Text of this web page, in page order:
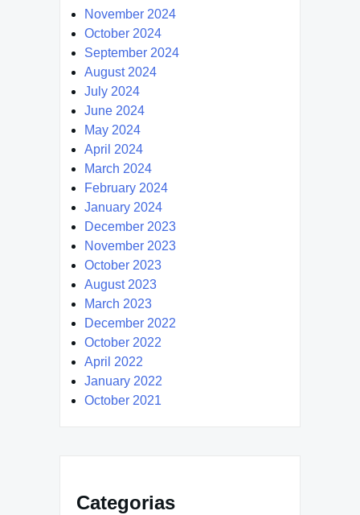
November 2024
October 2024
September 2024
August 2024
July 2024
June 2024
May 2024
April 2024
March 2024
February 2024
January 2024
December 2023
November 2023
October 2023
August 2023
March 2023
December 2022
October 2022
April 2022
January 2022
October 2021
Categorias